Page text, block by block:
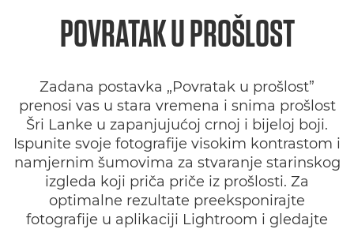
KALIFORNIJSKI SNOVI
PRAŠNJAVI DANI
ZAMRZIVAČ
HODOČASNIK
POVRATAK U PROŠLOST
Zadana postavka „Povratak u prošlost”
prenosi vas u stara vremena i snima prošlost
Šri Lanke u zapanjujućoj crnoj i bijeloj boji.
Ispunite svoje fotografije visokim kontrastom i
namjernim šumovima za stvaranje starinskog
izgleda koji priča priče iz prošlosti. Za
optimalne rezultate preeksponirajte
fotografije u aplikaciji Lightroom i gledajte